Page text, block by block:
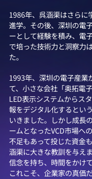
1986年、呉涵渠はさらに
進学。その後、深圳の電
ーとして経験を積み、電
で培った技術力と洞察力
た。
1993年、深圳の電子産業
て、小さな会社「奥拓電
LED表示システムからス
報をデジタル化するとい
いきました。しかし成長
ームとなったVCD市場へ
不足もあって投じた資金
涵渠に大きな教訓を与え
信念を持ち、時間をかけ
これこそ、企業家の真価だ